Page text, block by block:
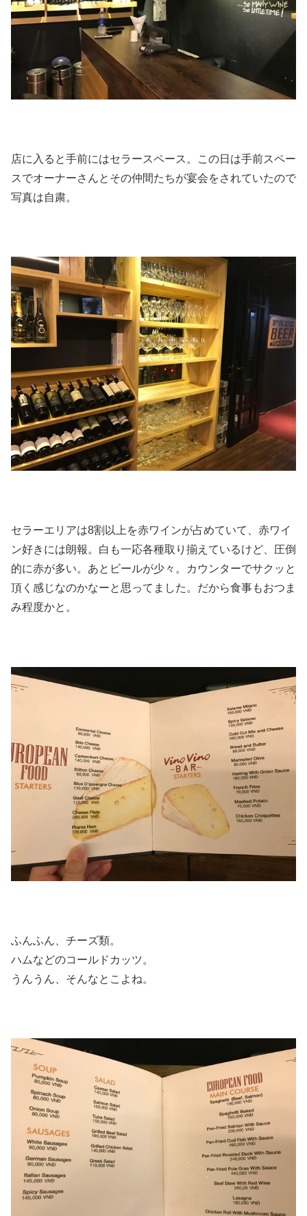
店に入ると手前にはセラースペース。この日は手前スペー
スでオーナーさんとその仲間たちが宴会をされていたので
写真は自粛。
セラーエリアは8割以上を赤ワインが占めていて、赤ワイ
ン好きには朗報。白も一応各種取り揃えているけど、圧倒
的に赤が多い。あとビールが少々。カウンターでサクッと
頂く感じなのかなーと思ってました。だから食事もおつま
み程度かと。
ふんふん、チーズ類。
ハムなどのコールドカッツ。
うんうん、そんなとこよね。